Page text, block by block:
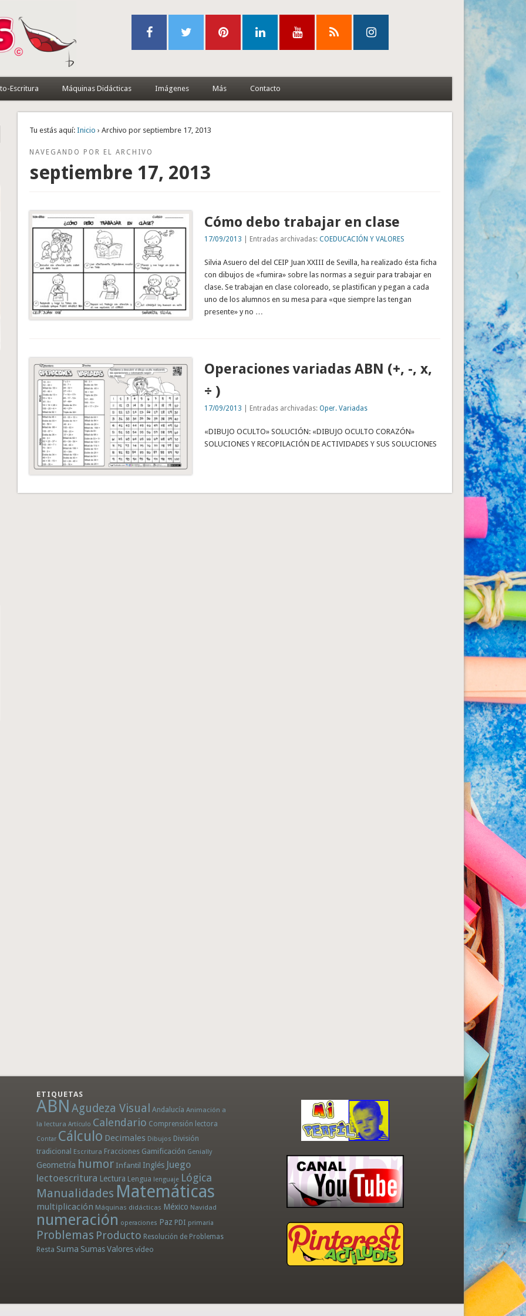
Escritura Máquinas Didácticas Imágenes Más Contacto
Tu estás aquí: Inicio › Archivo por septiembre 17, 2013
NAVEGANDO POR EL ARCHIVO
septiembre 17, 2013
Cómo debo trabajar en clase
17/09/2013 | Entradas archivadas: COEDUCACIÓN Y VALORES
Silvia Asuero del del CEIP Juan XXIII de Sevilla, ha realizado ésta ficha
con dibujos de «fumira» sobre las normas a seguir para trabajar en
clase. Se trabajan en clase coloreado, se plastifican y pegan a cada
uno de los alumnos en su mesa para «que siempre las tengan
presente» y no …
Operaciones variadas ABN (+, -, x,
÷ )
17/09/2013 | Entradas archivadas: Oper. Variadas
«DIBUJO OCULTO» SOLUCIÓN: «DIBUJO OCULTO CORAZÓN»
SOLUCIONES Y RECOPILACIÓN DE ACTIVIDADES Y SUS SOLUCIONES
ETIQUETAS
ABN Agudeza Visual Andalucía Animación a
la lectura Artículo Calendario Comprensión lectora
Contar Cálculo Decimales Dibujos División
tradicional Escritura Fracciones Gamificación Genially
Geometría humor Infantil Inglés Juego
lectoescritura Lectura Lengua lenguaje Lógica
Manualidades Matemáticas
multiplicación Máquinas didácticas México Navidad
numeración operaciones Paz PDI primaria
Problemas Producto Resolución de Problemas
Resta Suma SumasValores vídeo